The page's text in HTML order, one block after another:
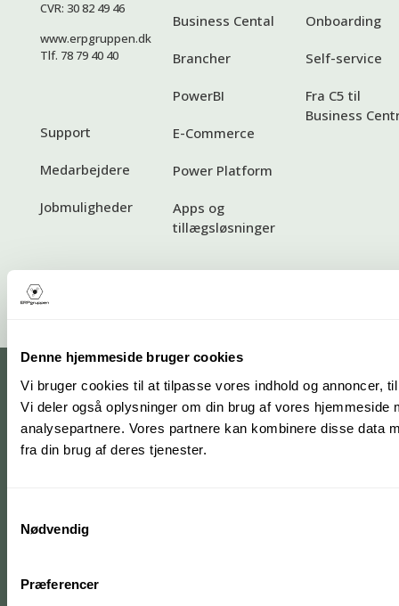
Denne hjemmeside bruger cookies
Vi bruger cookies til at tilpasse vores indhold og annoncer,
Vi deler også oplysninger om din brug af vores
analysepartnere. Vores partnere kan kombinere disse data
fra din brug af deres tjenester.
Nødvendig
Præferencer
CVR: 30 82 49 46
www.erpgruppen.dk
Tlf. 78 79 40 40
Support
Medarbejdere
Jobmuligheder
Business Cental
Brancher
PowerBI
E-Commerce
Power Platform
Apps og
tillægsløsninger
Onboarding
Self-service
Fra C5 til
Business
Standardbetingelser